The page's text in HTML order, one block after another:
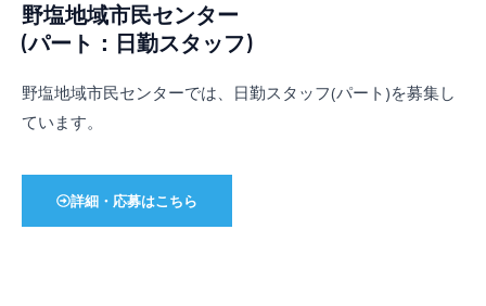
野塩地域市民センター
(パート：日勤スタッフ)
野塩地域市民センターでは、日勤スタッフ(パート)を募集し
ています。
詳細・応募はこちら